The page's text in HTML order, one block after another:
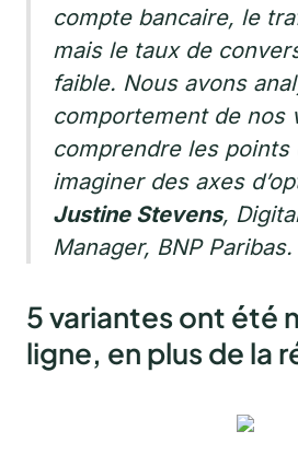
compte bancaire, le
mais le taux de
faible. Nous avons
comportement de nos
comprendre les points
imaginer des axes
Justine Stevens,
Manager, BNP Paribas.
5 variantes ont été
ligne, en plus de la